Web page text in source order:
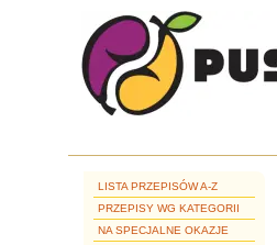
LISTA PRZEPISÓW A-Z
PRZEPISY WG KATEGORII
NA SPECJALNE OKAZJE